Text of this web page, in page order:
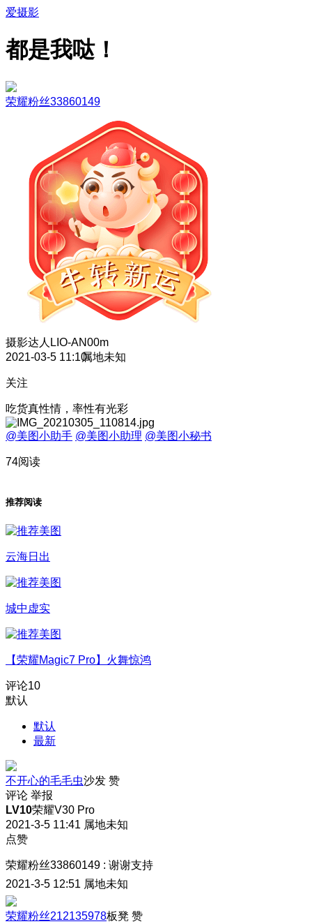
爱摄影
都是我哒！
荣耀粉丝33860149
摄影达人 LIO-AN00m
2021-03-5 11:10属地未知
关注
吃货真性情，率性有光彩
@美图小助手 @美图小助理 @美图小秘书
74阅读
推荐阅读
云海日出
城中虚实
【荣耀Magic7 Pro】火舞惊鸿
评论10
默认
默认
最新
不开心的毛毛虫沙发 赞
评论 举报
LV10荣耀V30 Pro
2021-3-5 11:41 属地未知
点赞
荣耀粉丝33860149 : 谢谢支持
2021-3-5 12:51 属地未知
荣耀粉丝212135978板凳 赞